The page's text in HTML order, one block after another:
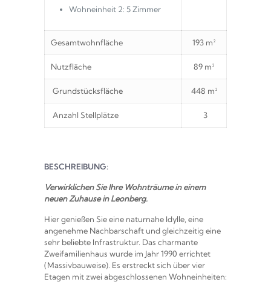
Wohneinheit 2: 5 Zimmer
Gesamtwohnfläche 193 m²
Nutzfläche 89 m²
Grundstücksfläche 448 m²
Anzahl Stellplätze 3
BESCHREIBUNG:
Verwirklichen Sie Ihre Wohnträume in einem
neuen Zuhause in Leonberg.
Hier genießen Sie eine naturnahe Idylle, eine
angenehme Nachbarschaft und gleichzeitig eine
sehr beliebte Infrastruktur. Das charmante
Zweifamilienhaus wurde im Jahr 1990 errichtet
(Massivbauweise). Es erstreckt sich über vier
Etagen mit zwei abgeschlossenen Wohneinheiten: